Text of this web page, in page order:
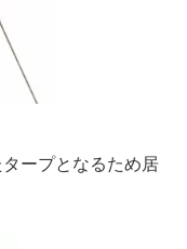
ープとなるため居